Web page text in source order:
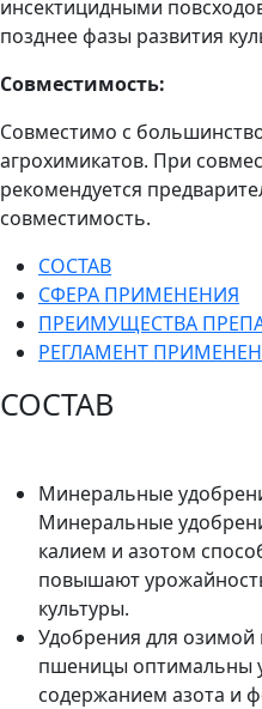
инсектицидными
позднее фазы развития
Совместимость:
Совместимо с
агрохимикатов. При
рекомендуется
совместимость.
СОСТАВ
СФЕРА ПРИМЕНЕНИЯ
ПРЕИМУЩЕСТВА
РЕГЛАМЕНТ
СОСТАВ
Минеральные
Минеральные
калием и азотом
повышают
культуры.
Удобрения для
пшеницы оптимальны
содержанием азота и